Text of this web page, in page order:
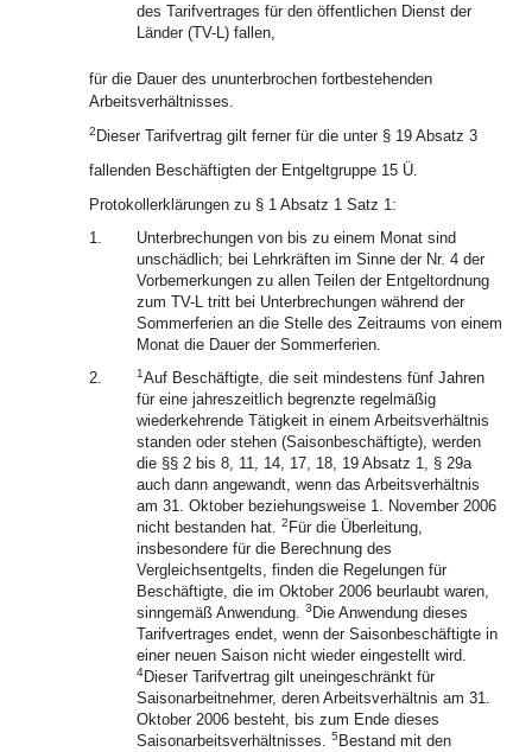
des Tarifvertrages für den öffentlichen Dienst der
Länder (TV-L) fallen,
für die Dauer des ununterbrochen fortbestehenden
Arbeitsverhältnisses.
2 Dieser Tarifvertrag gilt ferner für die unter § 19 Absatz 3
fallenden Beschäftigten der Entgeltgruppe 15 Ü.
Protokollerklärungen zu § 1 Absatz 1 Satz 1:
1.
Unterbrechungen von bis zu einem Monat sind
unschädlich; bei Lehrkräften im Sinne der Nr. 4 der
Vorbemerkungen zu allen Teilen der Entgeltordnung
zum TV-L tritt bei Unterbrechungen während der
Sommerferien an die Stelle des Zeitraums von einem
Monat die Dauer der Sommerferien.
2.
1Auf Beschäftigte, die seit mindestens fünf Jahren
für eine jahreszeitlich begrenzte regelmäßig
wiederkehrende Tätigkeit in einem Arbeitsverhältnis
standen oder stehen (Saisonbeschäftigte), werden
die §§ 2 bis 8, 11, 14, 17, 18, 19 Absatz 1, § 29a
auch dann angewandt, wenn das Arbeitsverhältnis
am 31. Oktober beziehungsweise 1. November 2006
nicht bestanden hat. 2 Für die Überleitung,
insbesondere für die Berechnung des
Vergleichsentgelts, finden die Regelungen für
Beschäftigte, die im Oktober 2006 beurlaubt waren,
sinngemäß Anwendung. 3 Die Anwendung dieses
Tarifvertrages endet, wenn der Saisonbeschäftigte in
einer neuen Saison nicht wieder eingestellt wird.
4Dieser Tarifvertrag gilt uneingeschränkt für
Saisonarbeitnehmer, deren Arbeitsverhältnis am 31.
Oktober 2006 besteht, bis zum Ende dieses
Saisonarbeitsverhältnisses. 5 Bestand mit den